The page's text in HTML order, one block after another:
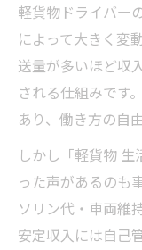
軽貨物ドライバー
によって大きく変
送量が多いほど収
される仕組みです
あり、働き方の自
しかし「軽貨物
った声があるのも
ソリン代・車両維
安定収入には自己